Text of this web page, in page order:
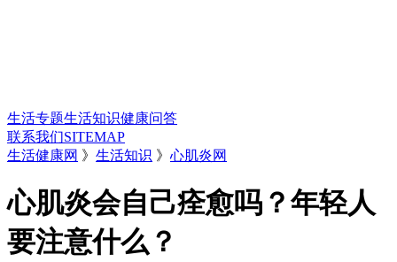
生活专题生活知识健康问答
联系我们SITEMAP
生活健康网 》 生活知识 》 心肌炎网
心肌炎会自己痊愈吗？年轻人
要注意什么？